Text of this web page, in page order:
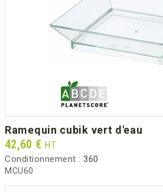
ramequin cubik vert d'eau
Prix
42,60 € HT
Conditionnement : 360
MCU60